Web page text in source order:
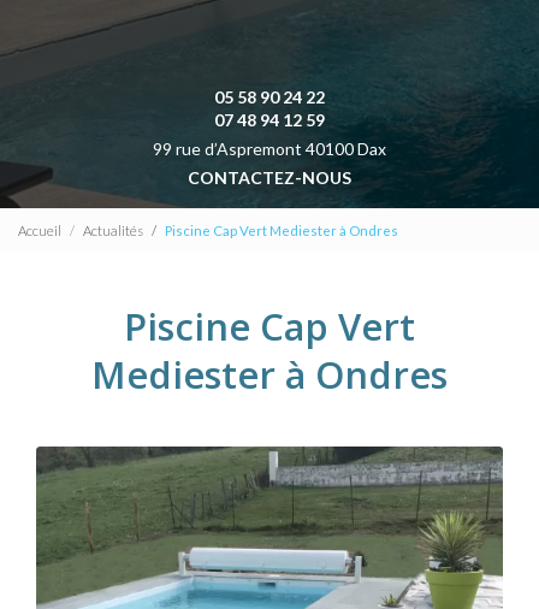
05 58 90 24 22
07 48 94 12 59
99 rue d’Aspremont 40100 Dax
CONTACTEZ-NOUS
Accueil Actualités Piscine Cap Vert Mediester à Ondres
Piscine Cap Vert
Mediester à Ondres